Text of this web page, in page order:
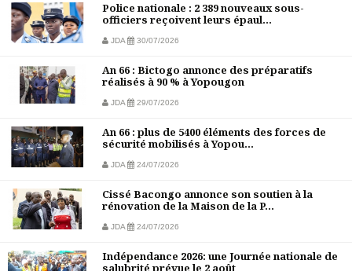
Police nationale : 2 389 nouveaux sous-
officiers reçoivent leurs épaul...
JDA 30/07/2026
An 66 : Bictogo annonce des préparatifs
réalisés à 90 % à Yopougon
JDA 29/07/2026
An 66 : plus de 5400 éléments des forces de
sécurité mobilisés à Yopou...
JDA 24/07/2026
Cissé Bacongo annonce son soutien à la
rénovation de la Maison de la P...
JDA 24/07/2026
Indépendance 2026: une Journée nationale de
salubrité prévue le 2 août